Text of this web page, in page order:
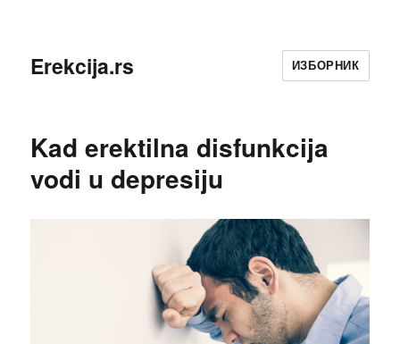
Erekcija.rs ИЗБОРНИК
Kad erektilna disfunkcija
vodi u depresiju